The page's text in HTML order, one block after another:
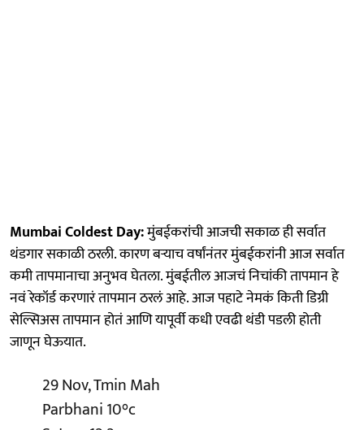
Mumbai Coldest Day:मुंबईकरांची आजची सकाळ ही सर्वात
थंडगार सकाळी ठरली. कारण बऱ्याच वर्षांनंतर मुंबईकरांनी आज सर्वात
कमी तापमानाचा अनुभव घेतला. मुंबईतील आजचं निचांकी तापमान हे
नवं रेकॉर्ड करणारं तापमान ठरलं आहे. आज पहाटे नेमकं किती डिग्री
सेल्सिअस तापमान होतं आणि यापूर्वी कधी एवढी थंडी पडली होती
जाणून घेऊयात.
29 Nov, Tmin Mah
Parbhani 10°c